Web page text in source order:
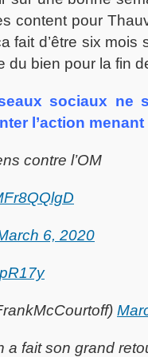
content pour
fait d’être six mois
du bien pour la fin
sociaux ne
l’action menant
contre l’OM
6, 2020
a fait son grand